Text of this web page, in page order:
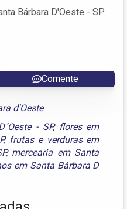
Bárbara D'Oeste - SP
Comente
d'Oeste
- SP, flores em
, frutas e verduras em
, mercearia em Santa
em Santa Bárbara D